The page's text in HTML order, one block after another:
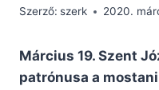
Szerző: szerk 2020.
Március 19. Szent
patrónusa a